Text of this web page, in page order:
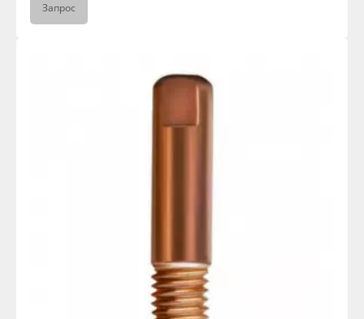
Запрос